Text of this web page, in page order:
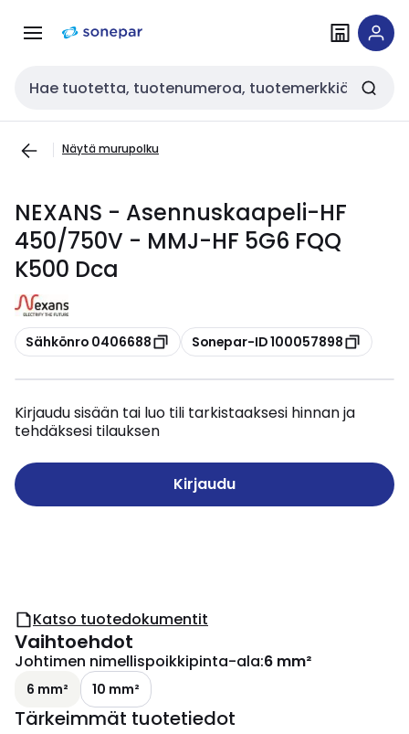
navigointiinsisältöön
Haku
Näytä murupolku
NEXANS - Asennuskaapeli-HF
450/750V - MMJ-HF 5G6 FQQ
K500 Dca
Kopioi
Sähkönro 0406688 Kopioi
Sonepar-ID 100057898
Kirjaudu sisään tai luo tili tarkistaaksesi hinnan ja
tehdäksesi tilauksen
Kirjaudu
Katso tuotedokumentit
Vaihtoehdot
Johtimen nimellispoikkipinta-ala:6 mm²
6 mm² 10 mm²
Tärkeimmät tuotetiedot